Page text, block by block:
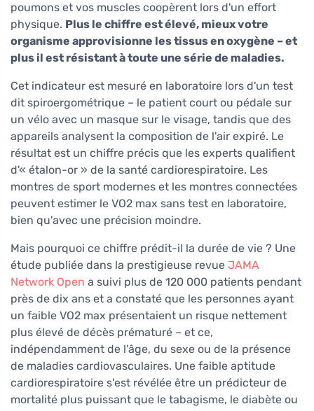
poumons et vos muscles coopèrent lors d'un effort
physique. Plus le chiffre est élevé, mieux votre
organisme approvisionne les tissus en oxygène – et
plus il est résistant à toute une série de maladies.
Cet indicateur est mesuré en laboratoire lors d'un test
dit spiroergométrique – le patient court ou pédale sur
un vélo avec un masque sur le visage, tandis que des
appareils analysent la composition de l'air expiré. Le
résultat est un chiffre précis que les experts qualifient
d'« étalon-or » de la santé cardiorespiratoire. Les
montres de sport modernes et les montres connectées
peuvent estimer le VO2 max sans test en laboratoire,
bien qu'avec une précision moindre.
Mais pourquoi ce chiffre prédit-il la durée de vie ? Une
étude publiée dans la prestigieuse revue JAMA
Network Open a suivi plus de 120 000 patients pendant
près de dix ans et a constaté que les personnes ayant
un faible VO2 max présentaient un risque nettement
plus élevé de décès prématuré – et ce,
indépendamment de l'âge, du sexe ou de la présence
de maladies cardiovasculaires. Une faible aptitude
cardiorespiratoire s'est révélée être un prédicteur de
mortalité plus puissant que le tabagisme, le diabète ou